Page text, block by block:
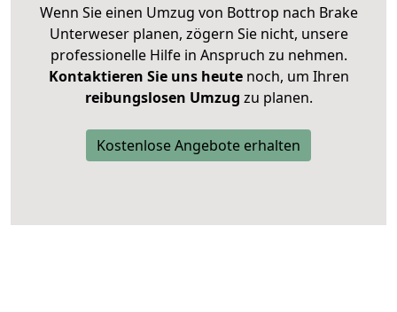
Wenn Sie einen Umzug von Bottrop nach Brake
Unterweser planen, zögern Sie nicht, unsere
professionelle Hilfe in Anspruch zu nehmen.
Kontaktieren Sie uns heutenoch, um Ihren
reibungslosen Umzug zu planen.
Kostenlose Angebote erhalten